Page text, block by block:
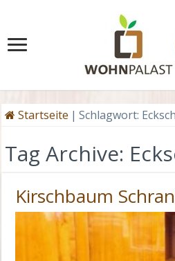
Startseite | Schlagwort:
Tag Archive:
Kirschbaum